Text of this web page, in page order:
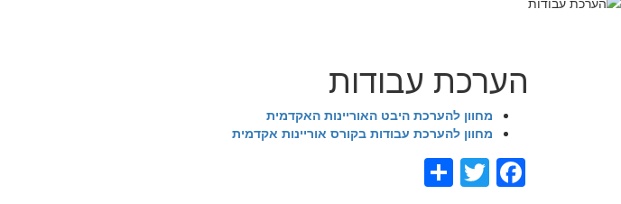
הערכת עבודות
מחוון להערכת היבט האוריינות האקדמית
מחוון להערכת עבודות בקורס אוריינות אקדמית
Facebook
Twitter